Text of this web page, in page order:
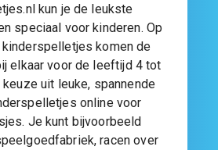
kun je de leukste
speciaal voor kinderen. Op
komen de
elkaar voor de leeftijd 4 tot
uit leuke, spannende
online voor
Je kunt bijvoorbeeld
racen over